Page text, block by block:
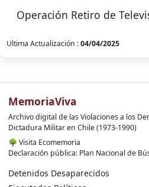
Operación Retiro de
Ultima Actualización :04/04/2025
MemoriaViva
Archivo digital de las Violaciones a los
Dictadura Militar en Chile (1973-1990)
🌳 Visita Ecomemoria
Declaración pública: Plan Nacional de
Detenidos Desaparecidos